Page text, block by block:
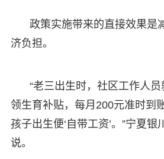
政策实施带来的直接效果是
济负担。
“老三出生时，社区工作人
领生育补贴，每月200元准时到
孩子出生便‘自带工资’。”宁夏
说。